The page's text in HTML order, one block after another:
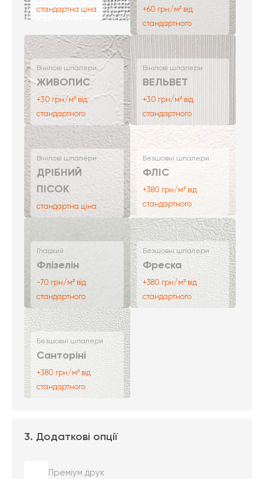
стандартна ціна
+60 грн/м² від
стандартного
Вінілові шпалери
ЖИВОПИС
+30 грн/м² від
стандартного
Вінілові шпалери
ВЕЛЬВЕТ
+30 грн/м² від
стандартного
Вінілові шпалери
ДРІБНИЙ
ПІСОК
стандартна ціна
Безшовні шпалери
ФЛІС
+380 грн/м² від
стандартного
Гладкий
Флізелін
-70 грн/м² від
стандартного
Безшовні шпалери
Фреска
+380 грн/м² від
стандартного
Безшовні шпалери
Санторіні
+380 грн/м² від
стандартного
3. Додаткові опції
Преміум друк